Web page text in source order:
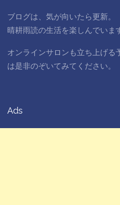
ブログは、気が向いたら更新。
晴耕雨読の生活を楽しんでいま
オンラインサロンも立ち上げる
は是非のぞいてみてください。
Ads